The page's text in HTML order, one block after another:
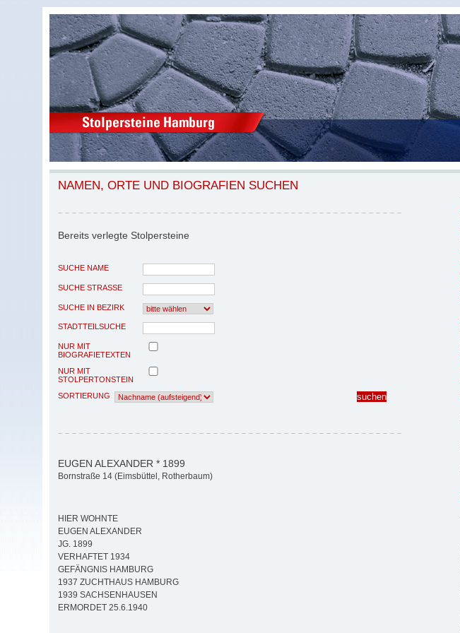
NAMEN, ORTE UND BIOGRAFIEN SUCHEN
Bereits verlegte Stolpersteine
SUCHE NAME
SUCHE STRASSE
SUCHE IN BEZIRK
STADTTEILSUCHE
NUR MIT
BIOGRAFIETEXTEN
NUR MIT
STOLPERTONSTEIN
SORTIERUNG
EUGEN ALEXANDER * 1899
Bornstraße 14 (Eimsbüttel, Rotherbaum)
HIER WOHNTE
EUGEN ALEXANDER
JG. 1899
VERHAFTET 1934
GEFÄNGNIS HAMBURG
1937 ZUCHTHAUS HAMBURG
1939 SACHSENHAUSEN
ERMORDET 25.6.1940